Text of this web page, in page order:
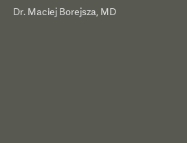
Dr. Maciej Borejsza, MD